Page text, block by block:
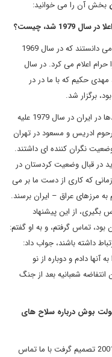
بخش آن را می خوانید:
شد، چیست؟
کردها خود را قدردان مرجع، سید محسن حکیم می دانستند که در سال 1969
اعلام می کرد. در سال
مهدی حکیم که با ما در در
برگزار شد.
بعد از آن روابط ما متوقف شد، حتی تحرکات کردها در ایران در سال 1979 علیه
ادریس و مسعود در تهران
نگران کننده ای داشتند.
در قبال وضعیت کردستان در
که کاری از دست ما بر می
مرزهای عراق – ایران برسند.
بگیری، از این پیشنهاد
بود، تماس گرفتم، و به او گفتم:
داشته باشند، جواب داد:
دادم و دوباره از نو
شعبانیه بعد از جنگ
دولت بوش درباره سلاح های
نه این حرف صحیح نیست. کاخ سفید در اکتبر 2001 تصمیم گرفت با ما تماس